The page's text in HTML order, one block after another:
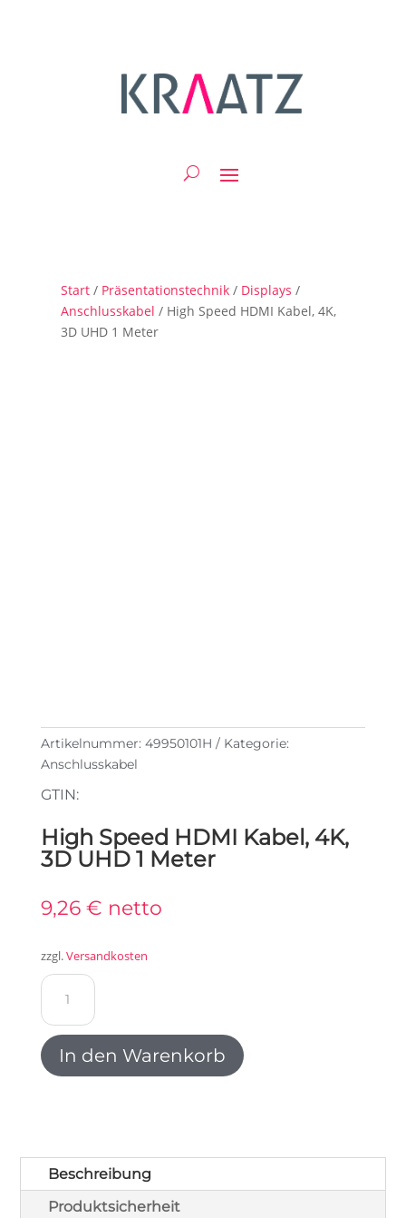
Start / Präsentationstechnik / Displays /
Anschlusskabel / High Speed HDMI Kabel, 4K,
3D UHD 1 Meter
Artikelnummer: 49950101H
Kategorie:
Anschlusskabel
GTIN:
High Speed HDMI Kabel, 4K,
3D UHD 1 Meter
9,26 € netto
zzgl.Versandkosten
High
Speed
HDMI
Kabel,
4K,
Menge
In den Warenkorb
Beschreibung
Produktsicherheit